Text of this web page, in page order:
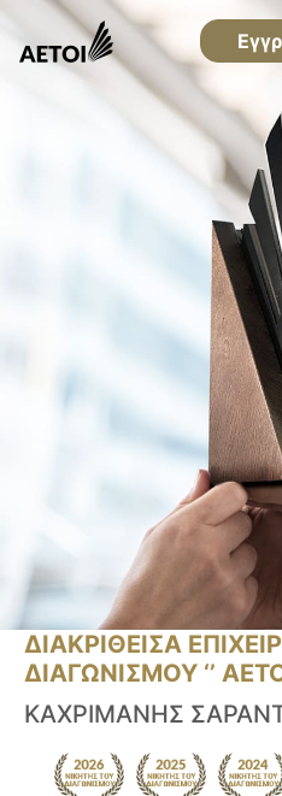
ΔΙΑΚΡΙΘΕΙΣΑ
ΔΙΑΓΩΝΙΣΜΟΥ ‘’
ΚΑΧΡΙΜΑΝΗΣ